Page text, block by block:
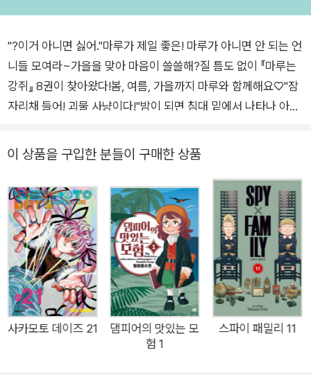
"?이거 아니면 싫어."마루가 제일 좋은! 마루가 아니면 안 되는 언
니들 모여라~가을을 맞아 마음이 쓸쓸해?질 틈도 없이 『마루는
강쥐』 8권이 찾아왔다!봄, 여름, 가을까지 마루와 함께해요♡"잠
자리채 들어! 괴물 사냥이다!"밤이 되면 침대 밑에서 나타나 아이
지. 잠자리채 하나면 준비 완료!공개합니다, 마루가 알려주는 괴
없는 301호 주민의 비밀은? 외계인?!설마 지구를 침략하러 온 걸
까? 하지만 왠지 좋은 외계인 같다?.우주 식물에 UFO까지 보여
주는 이웃집 외계인, 너의 정체가 궁금해!웹툰 92~104화 수록!
단행본에서만 볼 수 있는 특별 부록'무지개 빌라 이야기'까지 담
아낸 『마루는 강쥐』 8권.."내려와서 같이 놀자~"무지개 빌라 이
웃들과 함께 외계인을 만나러 가는 마루.과연 마루와 이웃들은 3
01호 외계인과 친구가 될 수 있을까?
이 상품을 구입한 분들이 구매한 상품
사카모토 데이즈 21
댐피어의 맛있는 모
험 1
스파이 패밀리 11